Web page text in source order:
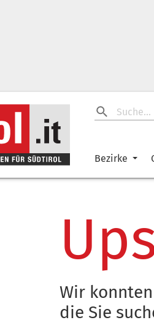
Bezirke
Wir
die Sie